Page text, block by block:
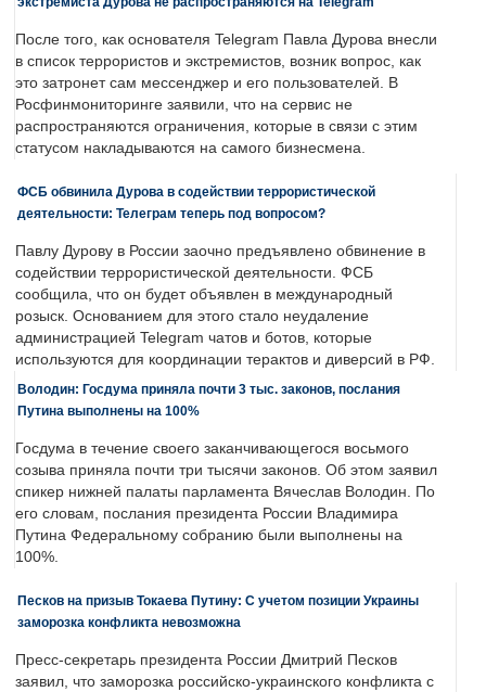
После того, как основателя Telegram Павла Дурова внесли
в список террористов и экстремистов, возник вопрос, как
это затронет сам мессенджер и его пользователей. В
Росфинмониторинге заявили, что на сервис не
распространяются ограничения, которые в связи с этим
статусом накладываются на самого бизнесмена.
ФСБ обвинила Дурова в содействии террористической
деятельности: Телеграм теперь под вопросом?
Павлу Дурову в России заочно предъявлено обвинение в
содействии террористической деятельности. ФСБ
сообщила, что он будет объявлен в международный
розыск. Основанием для этого стало неудаление
администрацией Telegram чатов и ботов, которые
используются для координации терактов и диверсий в РФ.
Володин: Госдума приняла почти 3 тыс. законов, послания
Путина выполнены на 100%
Госдума в течение своего заканчивающегося восьмого
созыва приняла почти три тысячи законов. Об этом заявил
спикер нижней палаты парламента Вячеслав Володин. По
его словам, послания президента России Владимира
Путина Федеральному собранию были выполнены на
100%.
Песков на призыв Токаева Путину: С учетом позиции Украины
заморозка конфликта невозможна
Пресс-секретарь президента России Дмитрий Песков
заявил, что заморозка российско-украинского конфликта с